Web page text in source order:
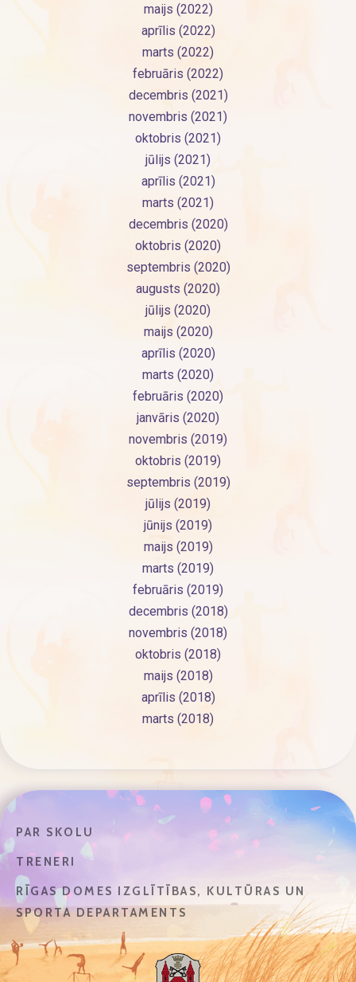
maijs (2022)
aprīlis (2022)
marts (2022)
februāris (2022)
decembris (2021)
novembris (2021)
oktobris (2021)
jūlijs (2021)
aprīlis (2021)
marts (2021)
decembris (2020)
oktobris (2020)
septembris (2020)
augusts (2020)
jūlijs (2020)
maijs (2020)
aprīlis (2020)
marts (2020)
februāris (2020)
janvāris (2020)
novembris (2019)
oktobris (2019)
septembris (2019)
jūlijs (2019)
jūnijs (2019)
maijs (2019)
marts (2019)
februāris (2019)
decembris (2018)
novembris (2018)
oktobris (2018)
maijs (2018)
aprīlis (2018)
marts (2018)
PAR SKOLU
TRENERI
RĪGAS DOMES IZGLĪTĪBAS, KULTŪRAS UN
SPORTA DEPARTAMENTS